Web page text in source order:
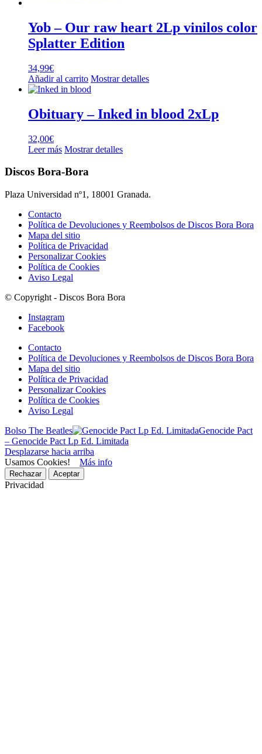
Yob – Our raw heart 2Lp vinilos color
Splatter Edition
34,99€
Añadir al carrito Mostrar detalles
Obituary – Inked in blood 2xLp
32,00€
Leer más Mostrar detalles
Discos Bora-Bora
Plaza Universidad nº1, 18001 Granada.
Contacto
Política de Devoluciones y Reembolsos de Discos Bora Bora
Mapa del sitio
Política de Privacidad
Personalizar Cookies
Política de Cookies
Aviso Legal
© Copyright - Discos Bora Bora
Instagram
Facebook
Contacto
Política de Devoluciones y Reembolsos de Discos Bora Bora
Mapa del sitio
Política de Privacidad
Personalizar Cookies
Política de Cookies
Aviso Legal
Bolso The Beatles
Genocide Pact
– Genocide Pact Lp Ed. Limitada
Desplazarse hacia arriba
Usamos Cookies! Más info
Rechazar Aceptar
Privacidad